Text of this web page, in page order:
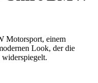
Motorsport, einem
Look, der die